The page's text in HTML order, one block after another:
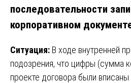
последовательности
корпоративном
Ситуация: В ходе внутренней
подозрения, что цифры (сумма
проекте договора были